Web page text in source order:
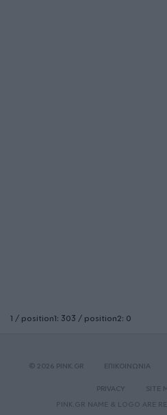
1 / position1: 303 / position2: 0
© 2026 PINK.GR ΕΠΙΚΟΙΝΩΝΙΑ
PRIVACY SITE
PINK.GR NAME & LOGO ARE